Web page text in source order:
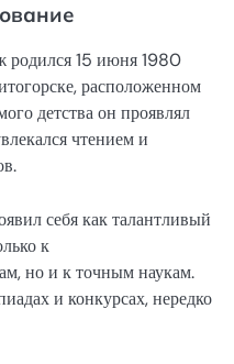
родился 15 июня 1980
расположенном
детства он проявлял
чтением и
себя как талантливый
к
но и к точным наукам.
и конкурсах, нередко